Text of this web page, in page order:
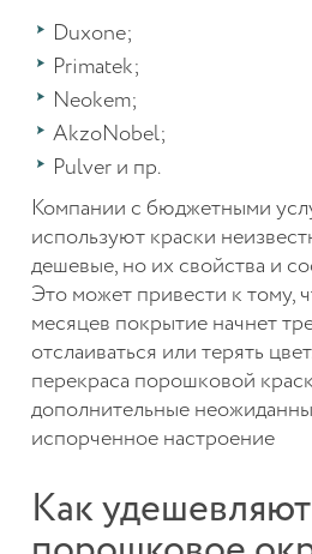
Duxone;
Primatek;
Neokem;
AkzoNobel;
Pulver и пр.
Компании с бюджетными
используют краски
дешевые, но их свойства и
Это может привести к тому,
месяцев покрытие начнет
отслаиваться или терять
перекраса порошковой
дополнительные
испорченное настроение
Как удешевляют